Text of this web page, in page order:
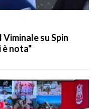
su Spin
è nota"